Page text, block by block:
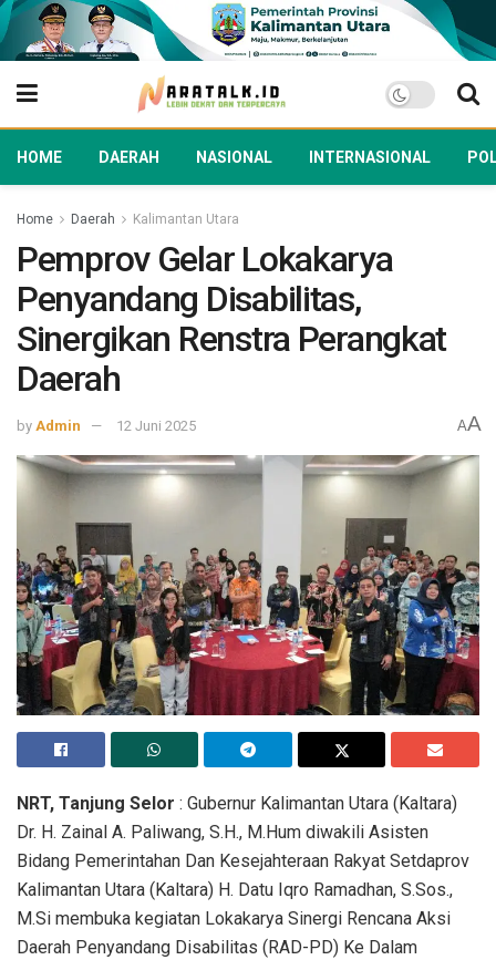
HOME DAERAH NASIONAL INTERNASIONAL
Home Daerah Kalimantan Utara
Pemprov Gelar Lokakarya
Penyandang Disabilitas,
Sinergikan Renstra Perangkat
Daerah
by Admin 12 Juni 2025 AA
NRT, Tanjung Selor : Gubernur Kalimantan Utara (Kaltara)
Dr. H. Zainal A. Paliwang, S.H., M.Hum diwakili Asisten
Bidang Pemerintahan Dan Kesejahteraan Rakyat Setdaprov
Kalimantan Utara (Kaltara) H. Datu Iqro Ramadhan, S.Sos.,
M.Si membuka kegiatan Lokakarya Sinergi Rencana Aksi
Daerah Penyandang Disabilitas (RAD-PD) Ke Dalam